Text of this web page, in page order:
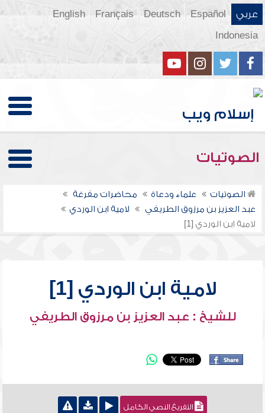
عربي Español
Deutsch
Français
English
Indonesia
الصوتيات
الصوتيات علماء ودعاة
محاضرات مفرغة
عبد العزيز بن مرزوق الطريفي
لامية ابن الوردي
لامية ابن الوردي [1]
لامية ابن الوردي [1]
للشيخ : عبد العزيز بن مرزوق الطريفي
التفريغ النصي الكامل